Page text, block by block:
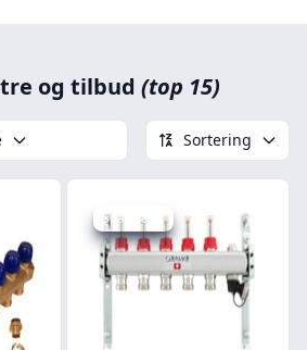
og tilbud (top 15)
Sortering
Spar 28 kr.